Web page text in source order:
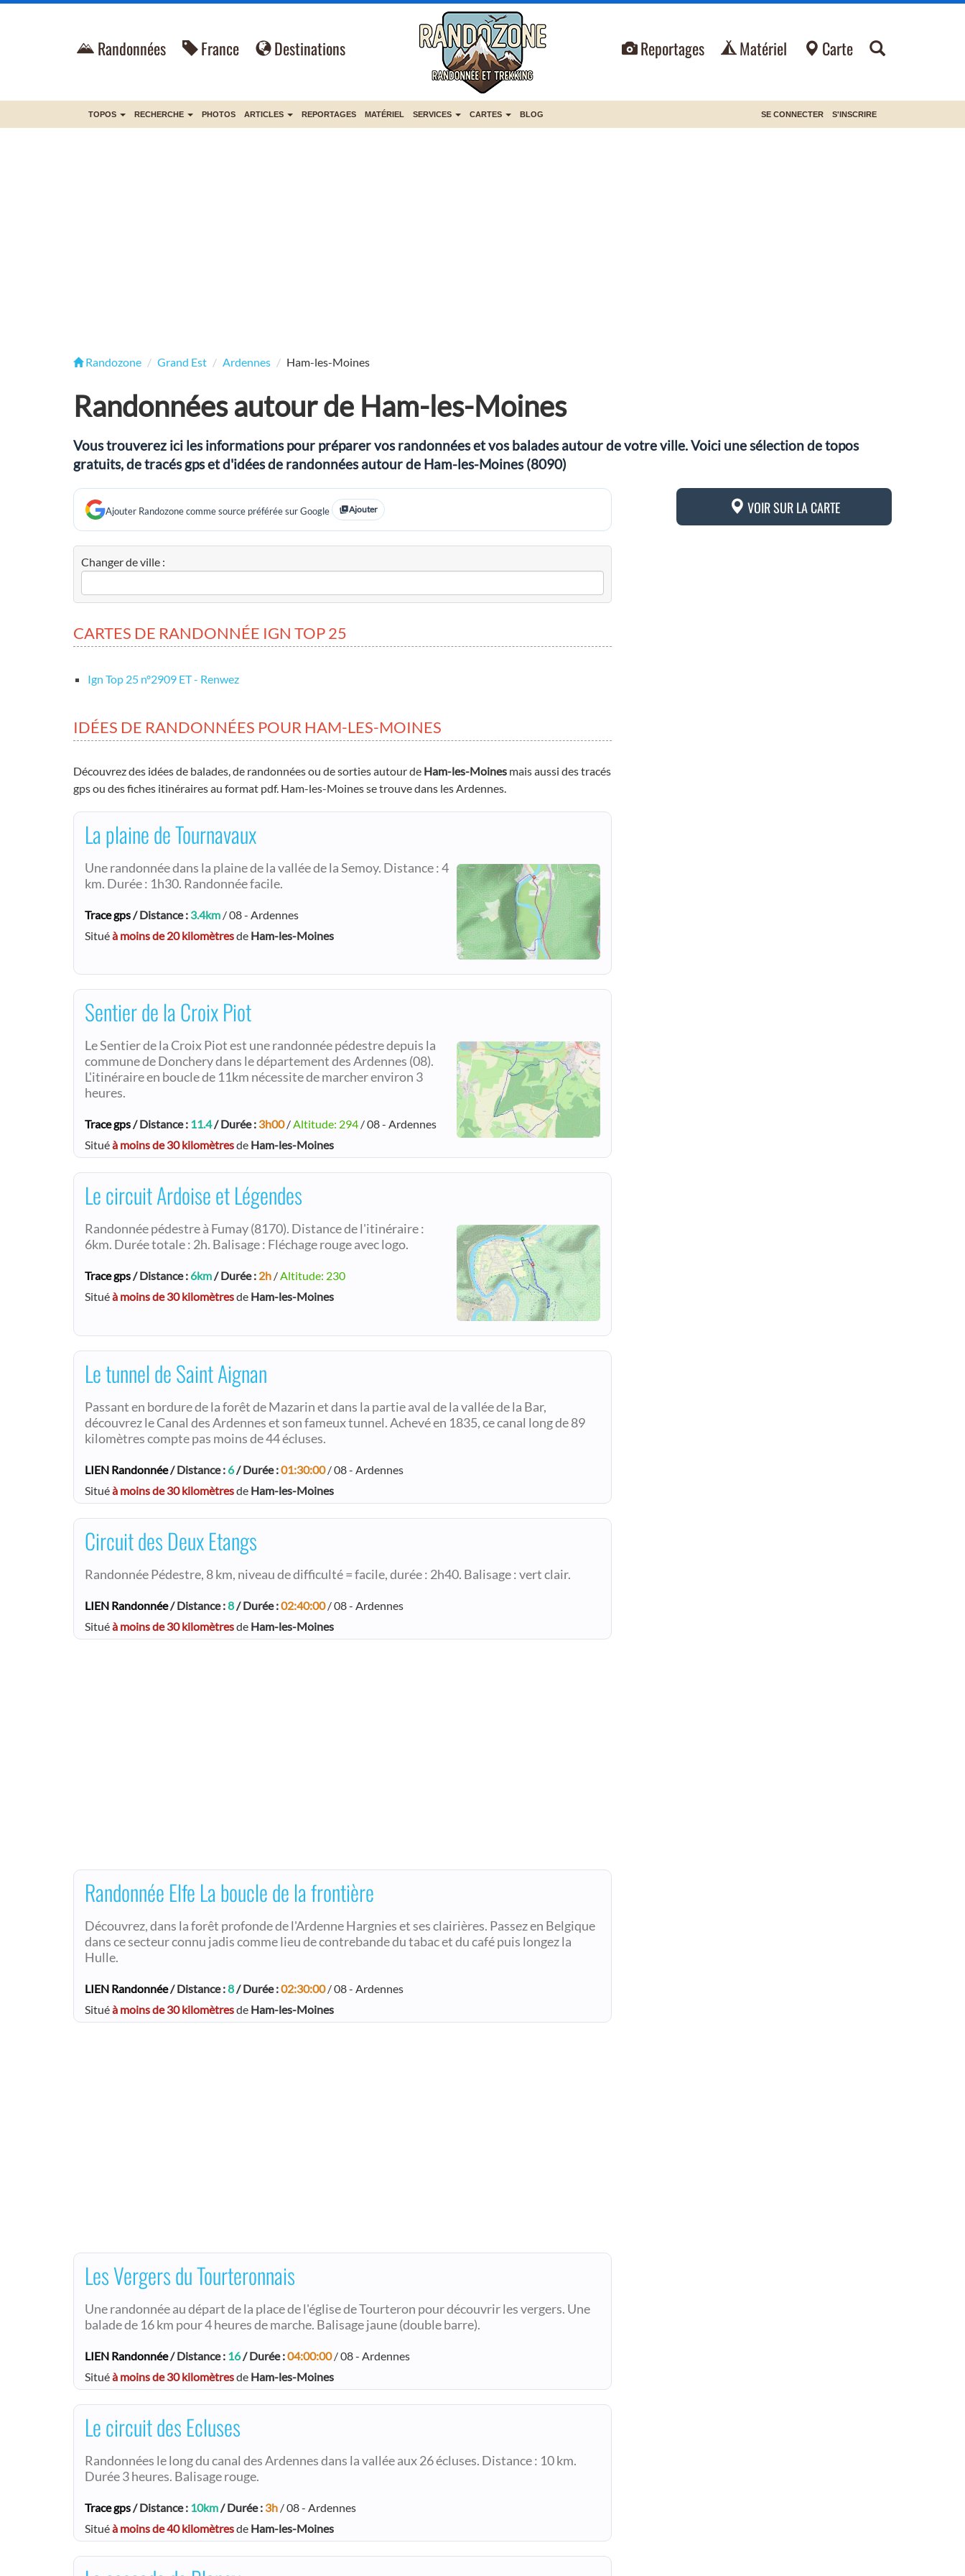
Randonnées France Destinations Reportages Matériel Carte
TOPOS RECHERCHE PHOTOS ARTICLES REPORTAGES MATÉRIEL SERVICES CARTES BLOG SE CONNECTER S'INSCRIRE
Randozone Grand Est Ardennes Ham-les-Moines
Randonnées autour de Ham-les-Moines
Vous trouverez ici les informations pour préparer vos randonnées et vos balades autour de votre ville. Voici une sélection de topos
gratuits, de tracés gps et d'idées de randonnées autour de Ham-les-Moines (8090)
Ajouter Randozone comme source préférée sur Google Ajouter
Changer de ville :
CARTES DE RANDONNÉE IGN TOP 25
Ign Top 25 nº2909 ET - Renwez
IDÉES DE RANDONNÉES POUR HAM-LES-MOINES
Découvrez des idées de balades, de randonnées ou de sorties autour de Ham-les-Moines mais aussi des tracés
gps ou des fiches itinéraires au format pdf. Ham-les-Moines se trouve dans les Ardennes.
La plaine de Tournavaux
Une randonnée dans la plaine de la vallée de la Semoy. Distance : 4
km. Durée : 1h30. Randonnée facile.
Trace gps/ Distance : 3.4km / 08 - Ardennes
Situéà moins de 20 kilomètresde Ham-les-Moines
Sentier de la Croix Piot
Le Sentier de la Croix Piot est une randonnée pédestre depuis la
commune de Donchery dans le département des Ardennes (08).
L'itinéraire en boucle de 11km nécessite de marcher environ 3
heures.
Trace gps/ Distance : 11.4/ Durée : 3h00/Altitude: 294 / 08 - Ardennes
Situéà moins de 30 kilomètresde Ham-les-Moines
Le circuit Ardoise et Légendes
Randonnée pédestre à Fumay (8170). Distance de l'itinéraire :
6km. Durée totale : 2h. Balisage : Fléchage rouge avec logo.
Trace gps/ Distance : 6km/ Durée : 2h /Altitude: 230
Situéà moins de 30 kilomètresde Ham-les-Moines
Le tunnel de Saint Aignan
Passant en bordure de la forêt de Mazarin et dans la partie aval de la vallée de la Bar,
découvrez le Canal des Ardennes et son fameux tunnel. Achevé en 1835, ce canal long de 89
kilomètres compte pas moins de 44 écluses.
LIEN Randonnée/ Distance : 6/ Durée :01:30:00/ 08 - Ardennes
Situéà moins de 30 kilomètresde Ham-les-Moines
Circuit des Deux Etangs
Randonnée Pédestre, 8 km, niveau de difficulté = facile, durée : 2h40. Balisage : vert clair.
LIEN Randonnée/ Distance :8/ Durée :02:40:00/ 08 - Ardennes
Situéà moins de 30 kilomètresde Ham-les-Moines
Randonnée Elfe La boucle de la frontière
Découvrez, dans la forêt profonde de l'Ardenne Hargnies et ses clairières. Passez en Belgique
dans ce secteur connu jadis comme lieu de contrebande du tabac et du café puis longez la
Hulle.
LIEN Randonnée/ Distance :8/ Durée :02:30:00/ 08 - Ardennes
Situéà moins de 30 kilomètresde Ham-les-Moines
Les Vergers du Tourteronnais
Une randonnée au départ de la place de l'église de Tourteron pour découvrir les vergers. Une
balade de 16 km pour 4 heures de marche. Balisage jaune (double barre).
LIEN Randonnée/ Distance : 16/ Durée :04:00:00/ 08 - Ardennes
Situéà moins de 30 kilomètresde Ham-les-Moines
Le circuit des Ecluses
Randonnées le long du canal des Ardennes dans la vallée aux 26 écluses. Distance : 10 km.
Durée 3 heures. Balisage rouge.
Trace gps / Distance : 10km / Durée : 3h / 08 - Ardennes
Situéà moins de 40 kilomètresde Ham-les-Moines
VOIR SUR LA CARTE